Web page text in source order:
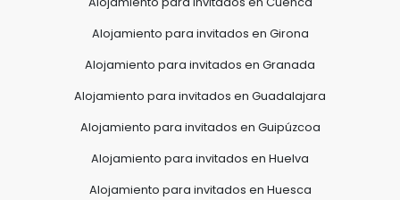
Alojamiento para invitados en Girona
Alojamiento para invitados en Granada
Alojamiento para invitados en Guadalajara
Alojamiento para invitados en Guipúzcoa
Alojamiento para invitados en Huelva
Alojamiento para invitados en Huesca